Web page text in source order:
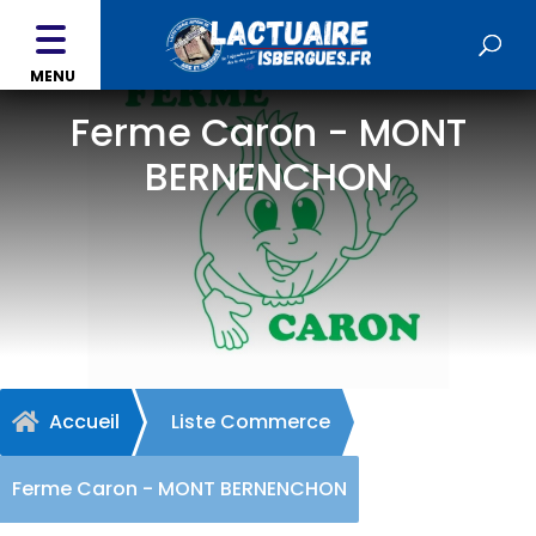
MENU
Ferme Caron - MONT
BERNENCHON
 Accueil Liste Commerce
Ferme Caron - MONT BERNENCHON